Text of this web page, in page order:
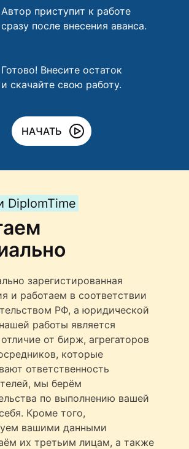
Автор приступит к работе
сразу после внесения аванса.
Готово! Внесите остаток
и скачайте свою работу.
НАЧАТЬ
DiplomTime
зарегистированная
и работаем в соответствии
РФ, а юридической
работы является
от бирж, агрегаторов
которые
ответственность
мы берём
по выполнению вашей
Кроме того,
вашими данными
их третьим лицам, а также